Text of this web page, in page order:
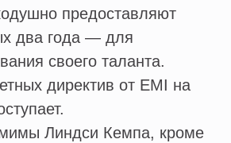
предоставляют
два года — для
своего таланта.
директив от EMI на
Линдси Кемпа, кроме